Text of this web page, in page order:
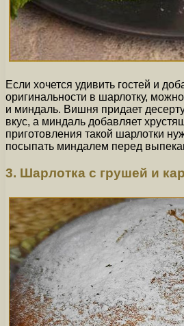
Если хочется удивить гостей и
оригинальности в шарлотку,
и миндаль. Вишня придает
вкус, а миндаль добавляет
приготовления такой шарлотки
посыпать миндалем перед
3. Шарлотка с грушей и